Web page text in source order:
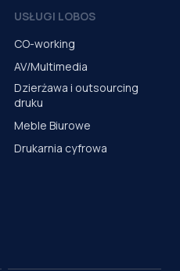
USŁUGI LOBOS
CO-working
AV/Multimedia
Dzierżawa i outsourcing
druku
Meble Biurowe
Drukarnia cyfrowa